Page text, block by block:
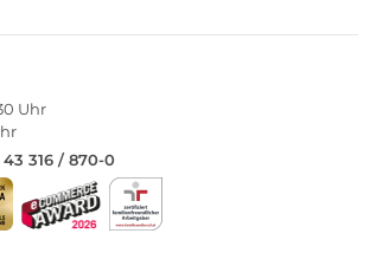
Uhr
43 316 / 870-0